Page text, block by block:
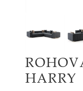
SVIETIDLÁ
ZRKADLÁ
DOPLNKY
HARRY